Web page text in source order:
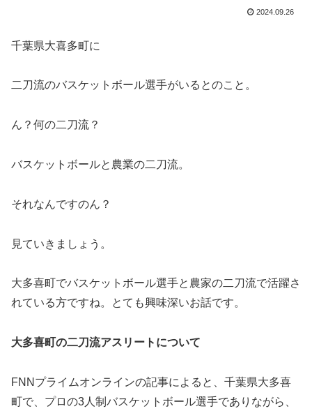
2024.09.26
千葉県大喜多町に
二刀流のバスケットボール選手がいるとのこと。
ん？何の二刀流？
バスケットボールと農業の二刀流。
それなんですのん？
見ていきましょう。
大多喜町でバスケットボール選手と農家の二刀流で活躍さ
れている方ですね。とても興味深いお話です。
大多喜町の二刀流アスリートについて
FNNプライムオンラインの記事によると、千葉県大多喜
町で、プロの3人制バスケットボール選手でありながら、